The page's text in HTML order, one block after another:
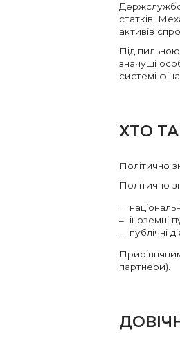
статків.
активів
Під
значущі
системі
ХТО
Політично
Політично
іноземні
публічні
партнери).